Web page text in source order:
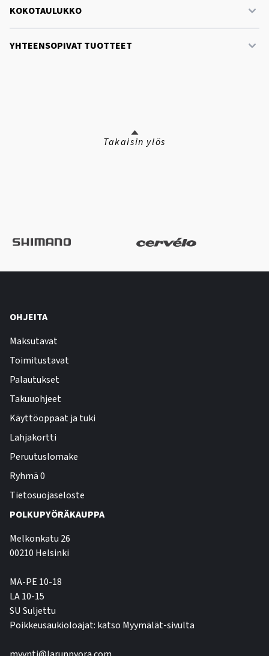
KOKOTAULUKKO
YHTEENSOPIVAT TUOTTEET
Takaisin ylös
OHJEITA
Maksutavat
Toimitustavat
Palautukset
Takuuohjeet
Käyttöoppaat ja tuki
Lahjakortti
Peruutuslomake
Ryhmä 0
Tietosuojaseloste
POLKUPYÖRÄKAUPPA
Melkonkatu 26
00210 Helsinki
MA-PE 10-18
LA 10-15
SU Suljettu
Poikkeusaukioloajat: katso Myymälät-sivulta